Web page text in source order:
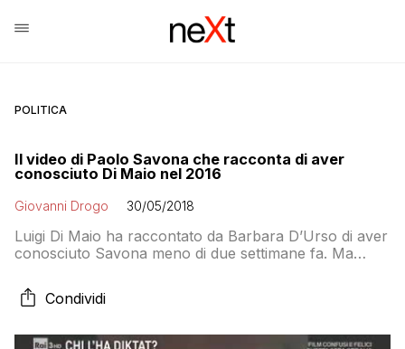
POLITICA
Il video di Paolo Savona che racconta di aver
conosciuto Di Maio nel 2016
Giovanni Drogo 30/05/2018
Luigi Di Maio ha raccontato da Barbara D’Urso di aver
conosciuto Savona meno di due settimane fa. Ma
racconta di aver avuto un lungo colloquio con il Capo
Politico del M5S nel quale hanno parlato della
Condividi